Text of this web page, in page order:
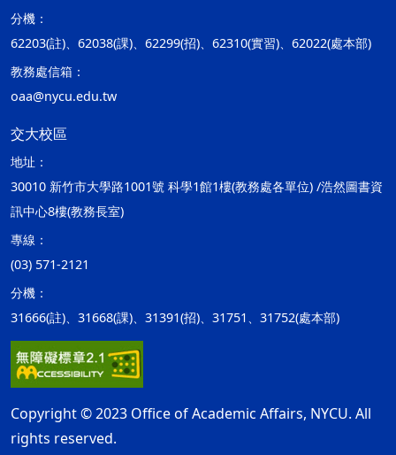
分機：
62203(註)、62038(課)、62299(招)、62310(實習)、62022(處本部)
教務處信箱：
oaa@nycu.edu.tw
交大校區
地址：
30010 新竹市大學路1001號 科學1館1樓(教務處各單位) /浩然圖書資
訊中心8樓(教務長室)
專線：
(03) 571-2121
分機：
31666(註)、31668(課)、31391(招)、31751、31752(處本部)
Copyright © 2023 Office of Academic Affairs, NYCU. All
rights reserved.